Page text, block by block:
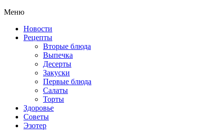
Меню
Новости
Рецепты
Вторые блюда
Выпечка
Десерты
Закуски
Первые блюда
Салаты
Торты
Здоровье
Советы
Эзотер